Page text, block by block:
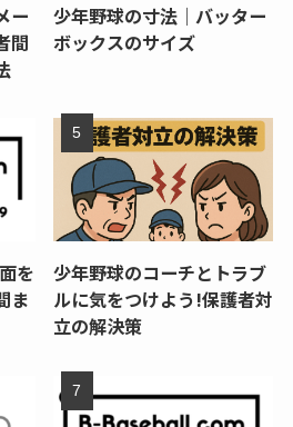
ー
間
少年野球の寸法｜バッター
ボックスのサイズ
を
ま
少年野球のコーチとトラブ
ルに気をつけよう!保護者対
立の解決策